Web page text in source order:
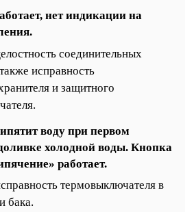
нет индикации на
соединительных
исправность
и защитного
воду при первом
холодной воды. Кнопка
работает.
термовыключателя в
бака.